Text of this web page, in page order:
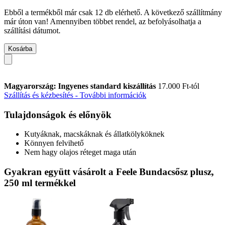
Ebből a termékből már csak 12 db elérhető. A következő szállítmány
már úton van! Amennyiben többet rendel, az befolyásolhatja a
szállítási dátumot.
Kosárba
Magyarország: Ingyenes standard kiszállítás 17.000 Ft-tól
Szállítás és kézbesítés - További információk
Tulajdonságok és előnyök
Kutyáknak, macskáknak és állatkölyköknek
Könnyen felvihető
Nem hagy olajos réteget maga után
Gyakran együtt vásárolt a Feele Bundacsősz plusz,
250 ml termékkel